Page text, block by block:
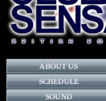
ABOUT US
SCHEDULE
SOUND